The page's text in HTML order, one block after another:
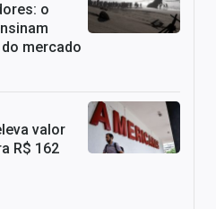
o
mercado
valor
R$ 162